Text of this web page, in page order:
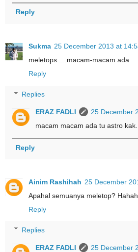
Reply
Sukma 25 December 2013 at
meletops.....macam-macam ada
Reply
Replies
ERAZ FADLI
25 December
macam macam ada tu astro
Reply
Ainim Rashihah 25 December
Apahal semuanya meletop?
Reply
Replies
ERAZ FADLI
25 December